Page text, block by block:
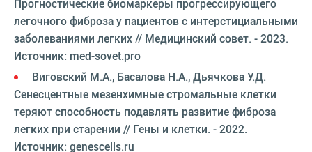
Прогностические биомаркеры прогрессирующего
легочного фиброза у пациентов с интерстициальными
заболеваниями легких // Медицинский совет. - 2023.
Источник: med-sovet.pro
Виговский М.А., Басалова Н.А., Дьячкова У.Д.
Сенесцентные мезенхимные стромальные клетки
теряют способность подавлять развитие фиброза
легких при старении // Гены и клетки. - 2022.
Источник: genescells.ru